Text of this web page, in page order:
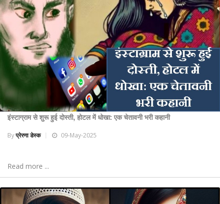
इंस्टाग्राम से शुरू हुई दोस्ती, होटल में धोखा: एक चेतावनी भरी कहानी
Byप्रेरणा डेस्क 09-May-2025
Read more ...